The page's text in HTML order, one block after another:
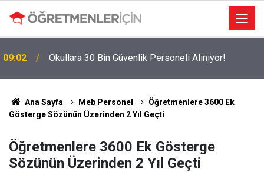
09:02 Okullara 30 Bin Güvenlik Personeli Alınıyor!
Ana Sayfa Meb Personel
Öğretmenlere 3600 Ek
Gösterge Sözünün Üzerinden 2 Yıl Geçti
Öğretmenlere 3600 Ek Gösterge
Sözünün Üzerinden 2 Yıl Geçti